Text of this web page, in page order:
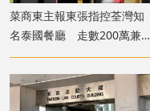
菜商東主報東張指控荃灣知
名泰國餐廳 走數200萬兼
呃政府2000萬擔保貸款